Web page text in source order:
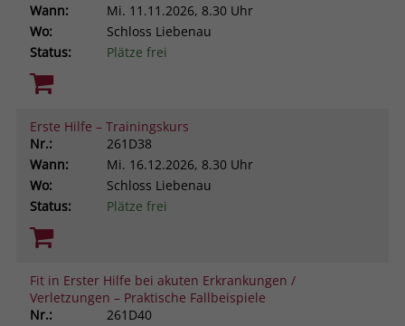
Wann:
Mi. 11.11.2026, 8.30 Uhr
Wo:
Schloss Liebenau
Status:
Plätze frei
Erste Hilfe – Trainingskurs
Nr.:
261D38
Wann:
Mi. 16.12.2026, 8.30 Uhr
Wo:
Schloss Liebenau
Status:
Plätze frei
Fit in Erster Hilfe bei akuten Erkrankungen /
Verletzungen – Praktische Fallbeispiele
Nr.:
261D40